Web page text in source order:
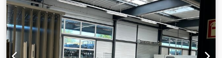
taladrado Dcjdowinq Nspfx Ad Nok - Velocidad de avance y
profundidad de perforación ajustables individualmente -
Mandril de sujeción rápida para brocas estándar de hasta
Ø 13 mm - Mesas de apoyo izquierda y derecha